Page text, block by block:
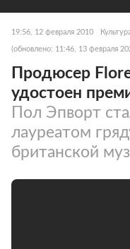
19:56, 12 февраля 2010
(обновлено: 11:46, 13 февраля
Продюсер
удостоен
Пол Эпворт
лауреатом
британской